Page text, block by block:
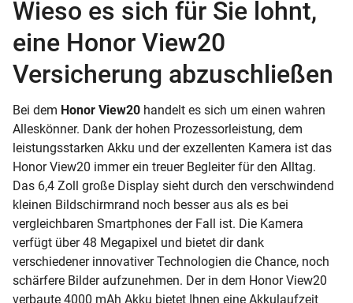
Wieso es sich für Sie lohnt,
eine Honor View20
Versicherung abzuschließen
Bei dem Honor View20 handelt es sich um einen wahren
Alleskönner. Dank der hohen Prozessorleistung, dem
leistungsstarken Akku und der exzellenten Kamera ist das
Honor View20 immer ein treuer Begleiter für den Alltag.
Das 6,4 Zoll große Display sieht durch den verschwindend
kleinen Bildschirmrand noch besser aus als es bei
vergleichbaren Smartphones der Fall ist. Die Kamera
verfügt über 48 Megapixel und bietet dir dank
verschiedener innovativer Technologien die Chance, noch
schärfere Bilder aufzunehmen. Der in dem Honor View20
verbaute 4000 mAh Akku bietet Ihnen eine Akkulaufzeit